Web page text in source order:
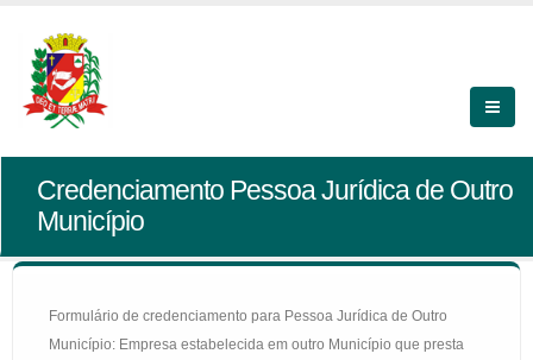
Credenciamento Pessoa Jurídica de Outro
Município
Formulário de credenciamento para Pessoa Jurídica de Outro
Município: Empresa estabelecida em outro Município que presta